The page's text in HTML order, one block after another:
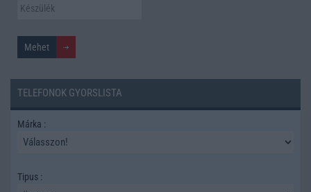
TELEFONOK GYORSLISTA
Márka :
Tipus :